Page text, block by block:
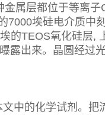
属层都位于等离
7000埃硅电介质中
的TEOS氧化硅层,
露出来。晶圆经过
中的化学试剂。把